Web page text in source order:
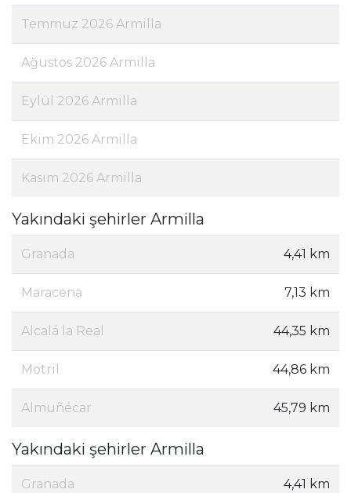
Temmuz 2026 Armilla
Ağustos 2026 Armilla
Eylül 2026 Armilla
Ekim 2026 Armilla
Kasım 2026 Armilla
Yakındaki şehirler Armilla
Granada 4,41 km
Maracena 7,13 km
Alcalá la Real 44,35 km
Motril 44,86 km
Almuñécar 45,79 km
Yakındaki şehirler Armilla
Granada 4,41 km